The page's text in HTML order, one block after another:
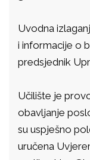
Uvodna
i informacije o
predsjednik
Učilište je
obavljanje
su uspješno
uručena